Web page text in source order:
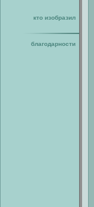
кто изобразил
благодарности